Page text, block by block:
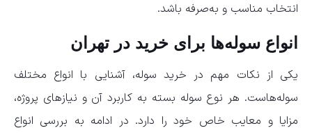
انتخاب مناسب و به‌صرفه باشد.
انواع سوله‌ها برای خرید در تهران
یکی از نکات مهم در خرید سوله، آشنایی با انواع مختلف
سوله‌هاست. هر نوع سوله بسته به کاربرد آن و نیازهای پروژه،
مزایا و معایب خاص خود را دارد. در ادامه به بررسی انواع